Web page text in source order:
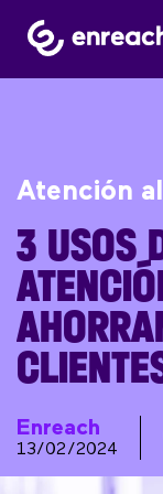
Atención
3 USOS
Enreach
13/02/2024